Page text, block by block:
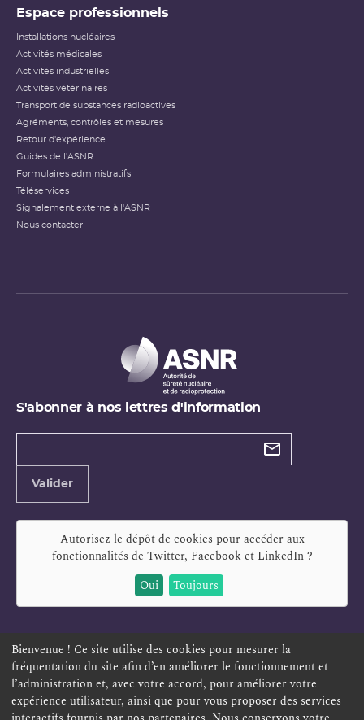
Espace professionnels
Installations nucléaires
Activités médicales
Activités industrielles
Activités vétérinaires
Transport de substances radioactives
Agréments, contrôles et mesures
Retour d'expérience
Guides de l'ASNR
Formulaires administratifs
Téléservices
Signalement externe à l'ASNR
Nous contacter
S'abonner à nos lettres d'information
Types de
Valider
Autorisez le dépôt de cookies pour accéder aux
fonctionnalités de Twitter, Facebook et LinkedIn?
Oui
Toujours
ESPACE PERSONNEL OFFRES D'EMPLOI SIGNALEMENT
TÉLÉSERVICES PLAN DU SITE
ACCESSIBILITÉ POLITIQUE DE CONFIDENTIALITÉ
Bienvenue ! Ce site utilise des cookies pour mesurer la
fréquentation du site afin d’en améliorer le fonctionnement et
l’administration et, avec votre accord, pour améliorer votre
expérience utilisateur, ainsi que pour vous proposer des services